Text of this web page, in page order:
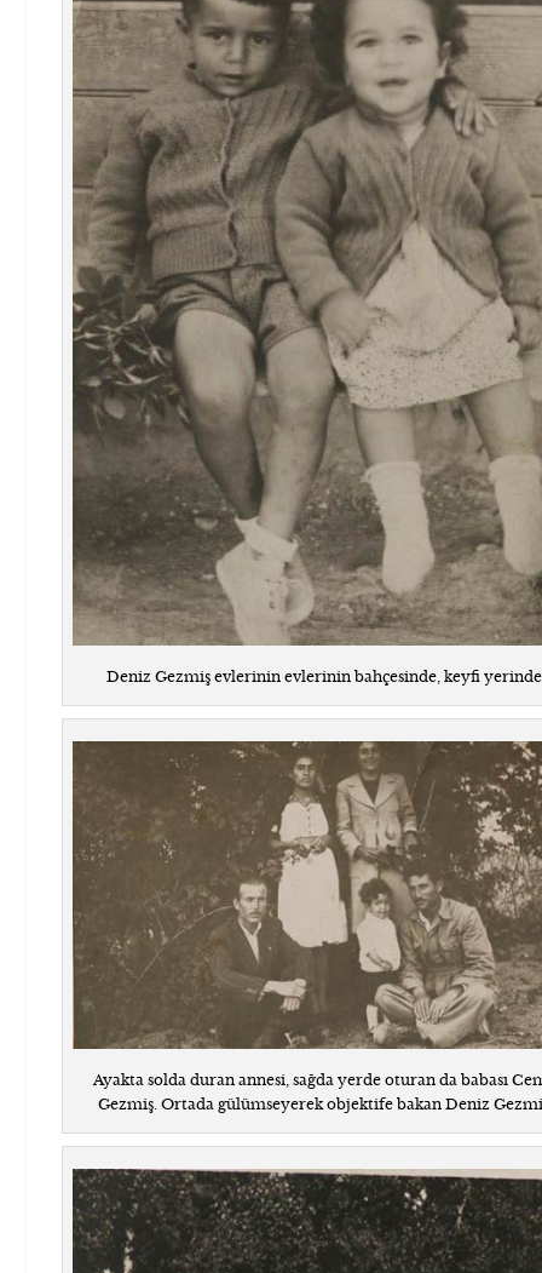
Deniz Gezmiş evlerinin evlerinin bahçesinde, keyfi
Ayakta solda duran annesi, sağda yerde oturan da babası
Gezmiş. Ortada gülümseyerek objektife bakan Deniz